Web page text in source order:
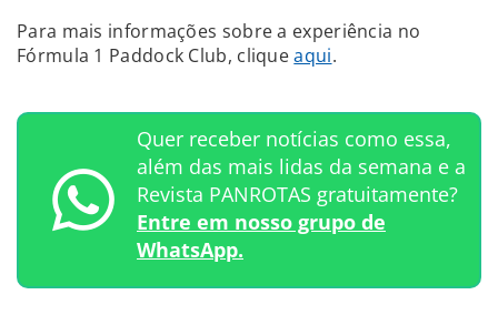
Para mais informações sobre a experiência no
Fórmula 1 Paddock Club, cliqueaqui.
Quer receber notícias como essa,
além das mais lidas da semana e a
Revista PANROTAS gratuitamente?
Entre em nosso grupo de
WhatsApp.